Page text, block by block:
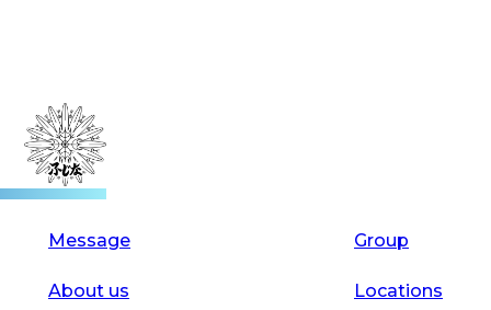
Message
About us
Group
Locations